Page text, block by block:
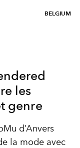
BELGIUM
les
genre
d’Anvers
la mode avec